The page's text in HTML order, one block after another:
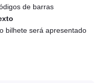
de barras
bilhete será apresentado